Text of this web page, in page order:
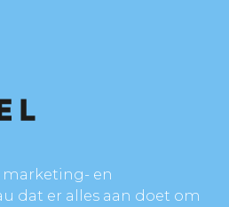
marketing- en
dat er alles aan doet om